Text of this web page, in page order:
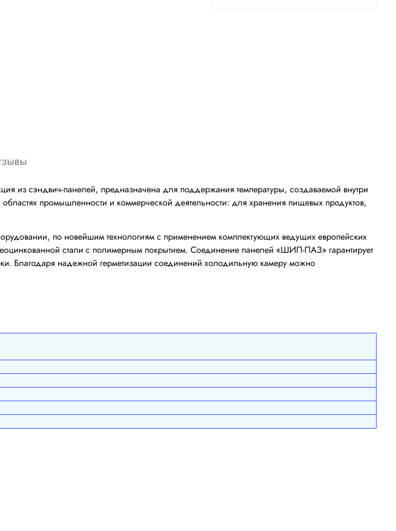
из сэндвич-панелей, предназначена для поддержания температуры, создаваемой внутри
промышленности и коммерческой деятельности: для хранения пищевых продуктов,
по новейшим технологиям с применением комплектующих ведущих европейских
стали с полимерным покрытием. Соединение панелей «ШИП-ПАЗ» гарантирует
Благодаря надежной герметизации соединений холодильную камеру можно